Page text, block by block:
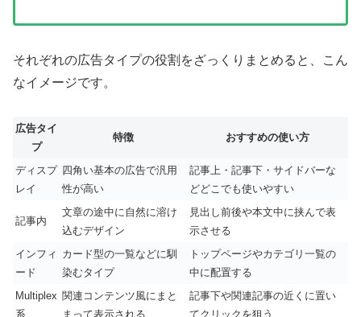
それぞれの広告タイプの役割をざっくりまとめると、こん
なイメージです。
広告タイ
プ
特徴 おすすめの使い方
ディスプ
レイ
四角い基本の広告で汎用
性が高い
記事上・記事下・サイドバーな
どどこでも使いやすい
記事内
文章の途中に自然に溶け
込むデザイン
見出し前後や本文中に挟んで表
示させる
インフィ
ード
カード型の一覧などに馴
染むタイプ
トップページやカテゴリ一覧の
中に配置する
Multiplex
系
関連コンテンツ風にまと
まって表示される
記事下や関連記事の近くに置い
てクリックを狙う